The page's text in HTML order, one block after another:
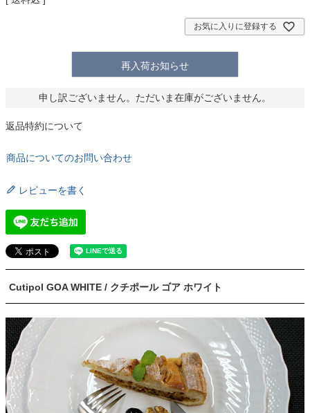
お気に入りに登録する
再入荷お知らせ
申し訳ございません。ただいま在庫がございません。
返品特約について
商品についてのお問い合わせ
レビューを書く
Cutipol GOA WHITE / クチポール ゴア ホワイト